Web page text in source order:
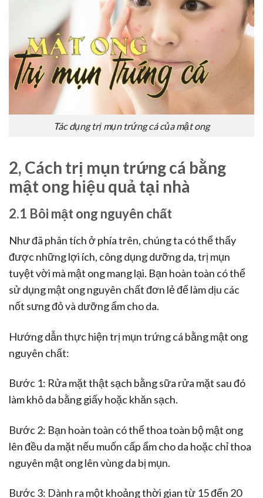
Tác dụng trị mụn trứng cá của mật ong
2, Cách trị mụn trứng cá bằng
mật ong hiệu quả tại nhà
2.1 Bôi mật ong nguyên chất
Như đã phân tích ở phía trên, chúng ta có thể thấy
được những lợi ích, công dụng dưỡng da, trị mụn
tuyệt vời mà mật ong mang lại. Bạn hoàn toàn có thể
sử dụng mật ong nguyên chất đơn lẻ để làm dịu các
nốt sưng đỏ và dưỡng ẩm cho da.
Hướng dẫn thực hiện trị mụn trứng cá bằng mật ong
nguyên chất:
Bước 1: Rửa mặt thật sạch bằng sữa rửa mặt sau đó
làm khô da bằng giấy hoặc khăn sạch.
Bước 2: Bạn hoàn toàn có thể thoa toàn bộ mật ong
lên đều da mặt nếu muốn cấp ẩm cho da hoặc chỉ thoa
nguyên mật ong lên vùng da bị mụn.
Bước 3: Dành ra một khoảng thời gian từ 15 đến 20